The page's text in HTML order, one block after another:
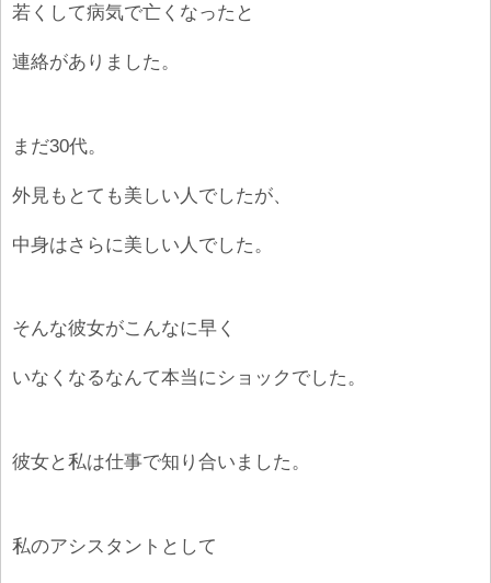
若くして病気で亡くなったと
連絡がありました。
まだ30代。
外見もとても美しい人でしたが、
中身はさらに美しい人でした。
そんな彼女がこんなに早く
いなくなるなんて本当にショックでした。
彼女と私は仕事で知り合いました。
私のアシスタントとして